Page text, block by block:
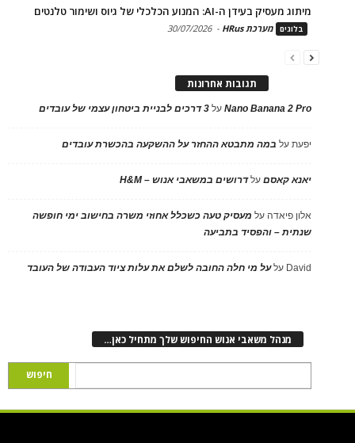
מיתוג מעסיק בעידן ה-AI: המנוע הכלכלי של גיוס ושימור טלנטים
בלוגים מערכת HRus -
30/07/2026
תגובות אחרונות
Nano Banana 2 Proעל 3 דרכים לבניית ביטחון עצמי של עובדים
יפעתעל במה מתבטא ההחזר על ההשקעה בהכשרת עובדים
יאנא קאסםעלדרושים במשאבי אנוש – H&M
אלון פיאדה על מעסיק טעה כשכלל אחוזי משרה בחישוב ימי חופשה
שנתית – והפסיד בתביעה
David עלעל מי חלה החובה לשלם את עלות ציוד העבודה של העובד
מנהל משאבי אנוש החיפוש שלך מתחיל כאן…